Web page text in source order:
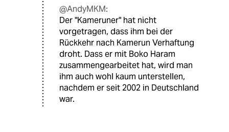
@AndyMKM:
Der "Kameruner" hat nicht
vorgetragen, dass ihm bei der
Rückkehr nach Kamerun Verhaftung
droht. Dass er mit Boko Haram
zusammengearbeitet hat, wird man
ihm auch wohl kaum unterstellen,
nachdem er seit 2002 in Deutschland
war.